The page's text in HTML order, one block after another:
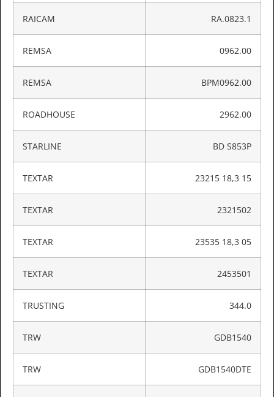
RAICAM RA.0823.1
REMSA 0962.00
REMSA BPM0962.00
ROADHOUSE 2962.00
STARLINE BD S853P
TEXTAR 23215 18,3 15
TEXTAR 2321502
TEXTAR 23535 18,3 05
TEXTAR 2453501
TRUSTING 344.0
TRW GDB1540
TRW GDB1540DTE